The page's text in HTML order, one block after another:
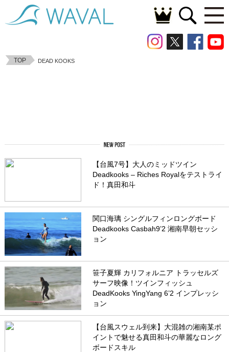
TOP DEAD KOOKS
【台風7号】大人のミッドツイン
Deadkooks – Riches Royalをテストライ
ド！真田和斗
関口海璃 シングルフィンロングボード
Deadkooks Casbah9’2 湘南早朝セッシ
ョン
笹子夏輝 カリフォルニア トラッセルズ
サーフ映像！ツインフィッシュ
DeadKooks YingYang 6’2 インプレッシ
ョン
【台風スウェル到来】大混雑の湘南某ポ
イントで魅せる真田和斗の華麗なロング
ボードスキル